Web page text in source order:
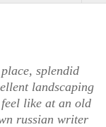
splendid
landscaping
like at an old
russian writer